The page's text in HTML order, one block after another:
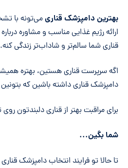
بهترین دامپزشک قناریمی‌تونه با
ارائه رژیم غذایی مناسب و مشاوره
قناری شما سالم‌تر و شاداب‌تر زندگی کنه.
اگه سرپرست قناری هستین، بهتره
دامپزشک قناری داشته باشین که
برای مراقبت بهتر از قناری دلبندتون
شما بگین...
تا حالا تو فرایند انتخاب دامپزشک